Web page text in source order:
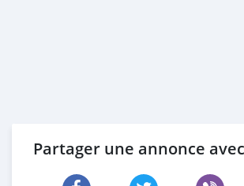
Partager une annonce